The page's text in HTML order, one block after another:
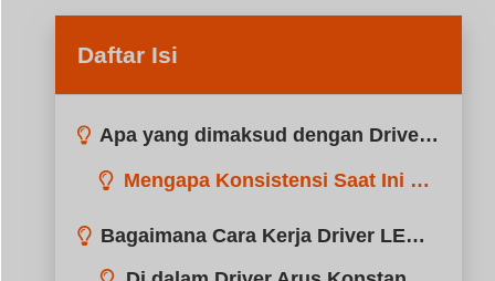
Daftar Isi
Apa yang dimaksud dengan Driver LED Arus Konstan?
Mengapa Konsistensi Saat Ini Penting
Bagaimana Cara Kerja Driver LED Arus Konstan?